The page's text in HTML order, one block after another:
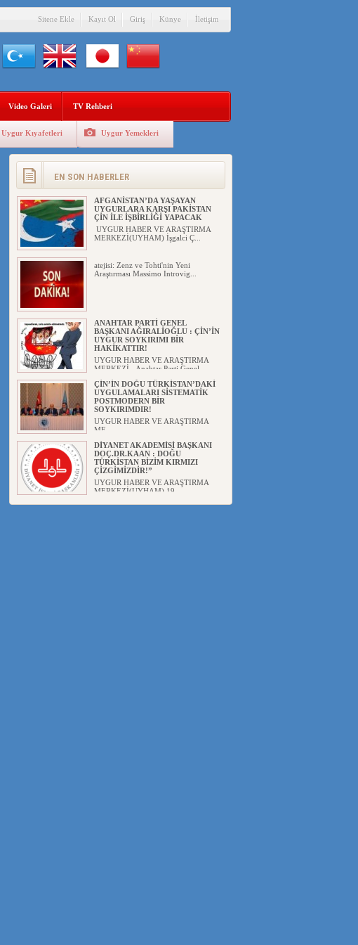
Sitene Ekle Kayıt Ol Giriş Künye İletişim
Video Galeri TV Rehberi
Uygur Kıyafetleri Uygur Yemekleri
EN SON HABERLER
AFGANİSTAN’DA YAŞAYAN
UYGURLARA KARŞI PAKİSTAN
ÇİN İLE İŞBİRLİĞİ YAPACAK
UYGUR HABER VE ARAŞTIRMA
MERKEZİ(UYHAM) İşgalci Ç...
atejisi: Zenz ve Tohti'nin Yeni
Araştırması Massimo Introvig...
ANAHTAR PARTİ GENEL
BAŞKANI AĞIRALİOĞLU : ÇİN’İN
UYGUR SOYKIRIMI BİR
HAKİKATTIR!
UYGUR HABER VE ARAŞTIRMA
MERKEZİ Anahtar Parti Genel
ÇİN’İN DOĞU TÜRKİSTAN’DAKİ
UYGULAMALARI SİSTEMATİK
POSTMODERN BİR
SOYKIRIMDIR!
UYGUR HABER VE ARAŞTIRMA
ME...
DİYANET AKADEMİSİ BAŞKANI
DOÇ.DR.KAAN : DOĞU
TÜRKİSTAN BİZİM KIRMIZI
ÇİZGİMİZDİR!”
UYGUR HABER VE ARAŞTIRMA
MERKEZİ(UYHAM) 19...
150 YILDIR KAYNAYAN YARAMIZ